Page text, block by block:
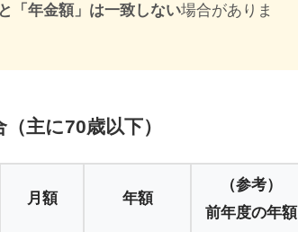
「年金額」は一致しない場合がありま
主に70歳以下）
月額 年額
（参考）
前年度の年額